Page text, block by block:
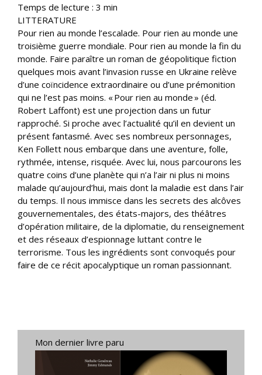
Temps de lecture : 3 min
LITTERATURE
Pour rien au monde l’escalade. Pour rien au monde une
troisième guerre mondiale. Pour rien au monde la fin du
monde. Faire paraître un roman de géopolitique fiction
quelques mois avant l’invasion russe en Ukraine relève
d’une coïncidence extraordinaire ou d’une prémonition
qui ne l’est pas moins. « Pour rien au monde » (éd.
Robert Laffont) est une projection dans un futur
rapproché. Si proche avec l’actualité qu’il en devient un
présent fantasmé. Avec ses nombreux personnages,
Ken Follett nous embarque dans une aventure, folle,
rythmée, intense, risquée. Avec lui, nous parcourons les
quatre coins d’une planète qui n’a l’air ni plus ni moins
malade qu’aujourd’hui, mais dont la maladie est dans l’air
du temps. Il nous immisce dans les secrets des alcôves
gouvernementales, des états-majors, des théâtres
d’opération militaire, de la diplomatie, du renseignement
et des réseaux d’espionnage luttant contre le
terrorisme. Tous les ingrédients sont convoqués pour
faire de ce récit apocalyptique un roman passionnant.
Mon dernier livre paru